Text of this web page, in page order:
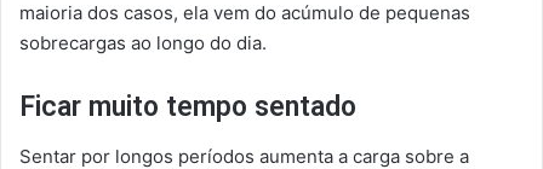
maioria dos casos, ela vem do acúmulo de pequenas
sobrecargas ao longo do dia.
Ficar muito tempo sentado
Sentar por longos períodos aumenta a carga sobre a